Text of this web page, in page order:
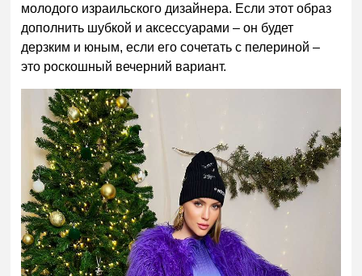
молодого израильского дизайнера. Если этот образ
дополнить шубкой и аксессуарами – он будет
дерзким и юным, если его сочетать с пелериной –
это роскошный вечерний вариант.